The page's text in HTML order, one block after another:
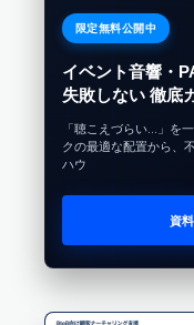
限定無料公開中
イベント音響・
失敗しない 徹底
「聴こえづらい…」を
クの最適な配置から、
ハウ
資